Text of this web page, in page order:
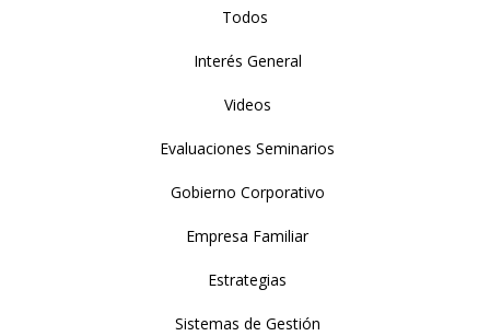
Todos
Interés General
Videos
Evaluaciones Seminarios
Gobierno Corporativo
Empresa Familiar
Estrategias
Sistemas de Gestión